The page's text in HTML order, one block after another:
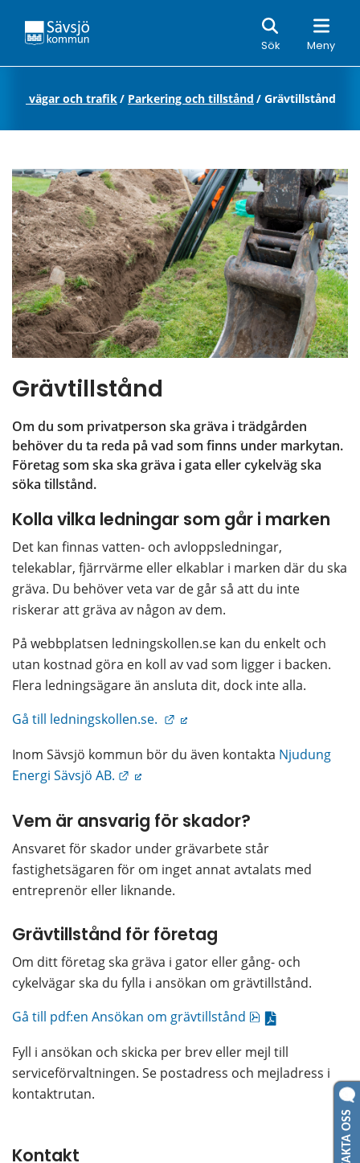
Sök Meny
Sök
vägar och trafik/ Parkering och tillstånd / Grävtillstånd
Grävtillstånd
Om du som privatperson ska gräva i trädgården
behöver du ta reda på vad som finns under markytan.
Företag som ska ska gräva i gata eller cykelväg ska
söka tillstånd.
Kolla vilka ledningar som går i marken
Det kan finnas vatten- och avloppsledningar,
telekablar, fjärrvärme eller elkablar i marken där du ska
gräva. Du behöver veta var de går så att du inte
riskerar att gräva av någon av dem.
På webbplatsen ledningskollen.se kan du enkelt och
utan kostnad göra en koll av vad som ligger i backen.
Flera ledningsägare än ansluta dit, dock inte alla.
Gå till ledningskollen.se.
Länk till annan webbplats.
Inom Sävsjö kommun bör du även kontakta Njudung
Energi Sävsjö AB.
Länk till annan webbplats.
Vem är ansvarig för skador?
Ansvaret för skador under grävarbete står
fastighetsägaren för om inget annat avtalats med
entreprenör eller liknande.
Grävtillstånd för företag
Om ditt företag ska gräva i gator eller gång- och
cykelvägar ska du fylla i ansökan om grävtillstånd.
Gå till pdf:en Ansökan om grävtillstånd
pdf, 86.5 kB.
Fyll i ansökan och skicka per brev eller mejl till
serviceförvaltningen. Se postadress och mejladress i
kontaktrutan.